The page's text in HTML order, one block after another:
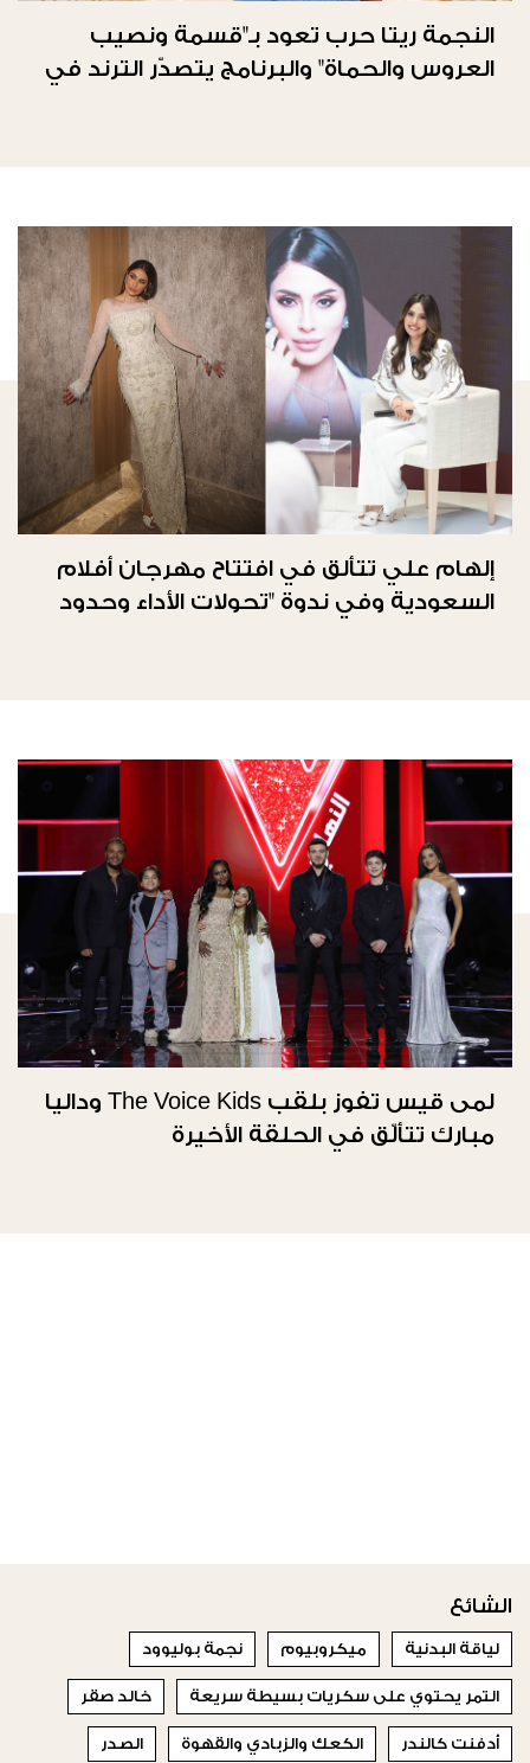
النجمة ريتا حرب تعود بـ"قسمة ونصيب
العروس والحماة" والبرنامج يتصدّر الترند في
إلهام علي تتألق في افتتاح مهرجان أفلام
السعودية وفي ندوة "تحولات الأداء وحدود
لمى قيس تفوز بلقب The Voice Kids وداليا
مبارك تتألّق في الحلقة الأخيرة
الشائع
لياقة البدنية ميكروبيوم نجمة بوليوود
التمر يحتوي على سكريات بسيطة سريعة خالد صقر
أدفنت كالندر الكعك والزبادي والقهوة الصدر